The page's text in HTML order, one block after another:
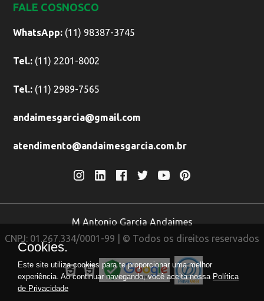
FALE COSNOSCO
WhatsApp: (11) 98387-3745
Tel.: (11) 2201-8002
Tel.: (11) 2989-7565
andaimesgarcia@gmail.com
atendimento@andaimesgarcia.com.br
M Antonio Garcia Andaimes
CNPJ: 01.267.334/0001-99 | © Todos os direitos reservados
Cookies.
Este site utiliza cookies para te proporcionar uma melhor
experiência. Ao continuar navegando, você aceita nossa Política
de Privacidade